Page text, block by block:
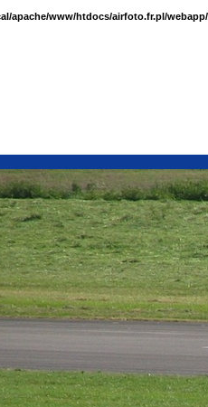
apache/www/htdocs/airfoto.fr.pl/